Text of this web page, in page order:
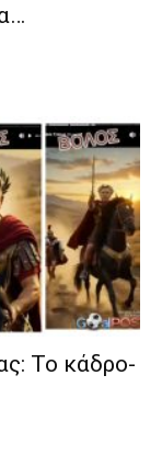
Το κάδρο-